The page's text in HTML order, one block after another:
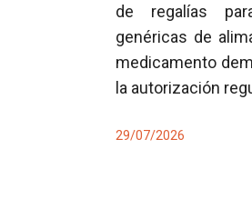
de regalías
genéricas de
medicamento
la autorización
29/07/2026